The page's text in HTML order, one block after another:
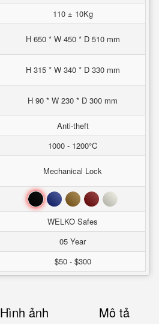
110 ± 10Kg
H 650 * W 450 * D 510 mm
H 315 * W 340 * D 330 mm
H 90 * W 230 * D 300 mm
Anti-theft
1000 - 1200°C
Mechanical Lock
Đen Xanh Nâu Đỏ Trắng
WELKO Safes
05 Year
$50 - $300
Hình ảnh Mô tả